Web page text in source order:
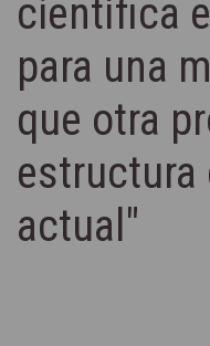
científica
para una
que otra
estructura
actual"